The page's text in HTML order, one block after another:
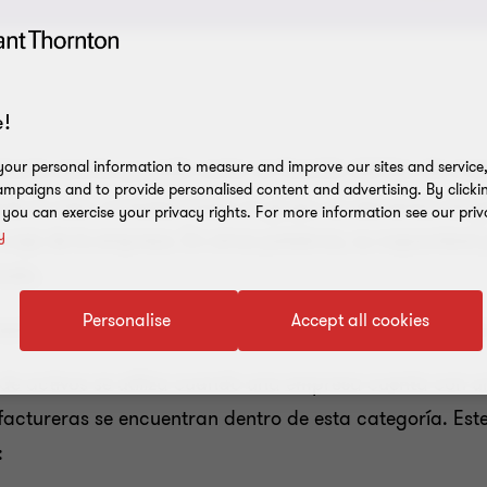
exacta y puede variar en función del tipo de
el valor contable hasta un grupo de elementos
de la empresa. En otras palabras, su
para obtener un valor, podemos mencionar los
activos se utiliza cuando una empresa cuenta con
se encuentran dentro de esta categoría.
personal information to measure and improve our sites and
and to provide personalised content and advertising. By
can exercise your privacy rights. For more information see our
Accept all cookies
Personalise